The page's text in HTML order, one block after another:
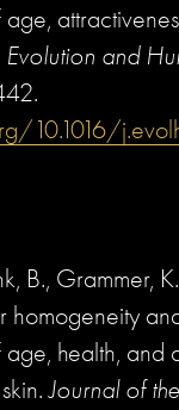
Evolution and
10.1016/
B., Grammer,
health, and
Journal of